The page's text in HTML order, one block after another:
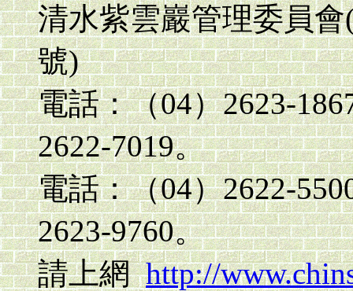
清水紫雲巖管理委員
號)
電話：（04）2623-
2622-7019。
電話：（04）2622-
2623-9760。
請上網http://